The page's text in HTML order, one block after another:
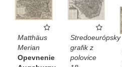
Stredoeurópsky
grafik z
polovice
Matthäus
Merian
Opevnenie